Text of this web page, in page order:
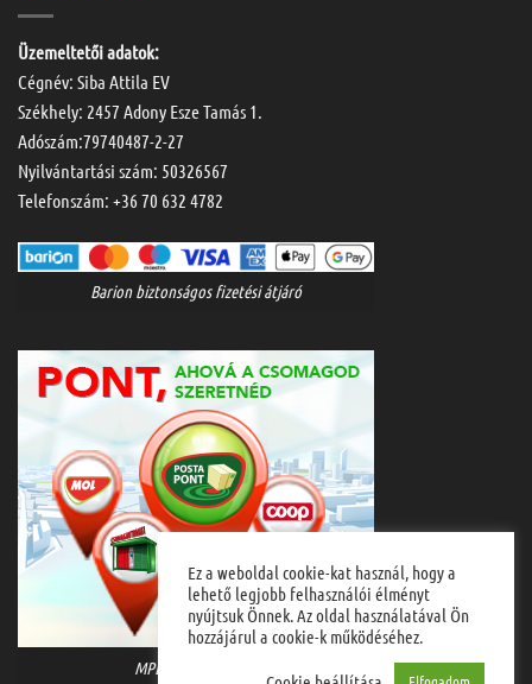
Üzemeltetői adatok:
Cégnév: Siba Attila EV
Székhely: 2457 Adony Esze Tamás 1.
Adószám:79740487-2-27
Nyilvántartási szám: 50326567
Telefonszám: +36 70 632 4782
Barion biztonságos fizetési átjáró
MPL házhozszállítás
Ez a weboldal cookie-kat használ, hogy a
lehető legjobb felhasználói élményt
nyújtsuk Önnek. Az oldal használatával Ön
hozzájárul a cookie-k működéséhez.